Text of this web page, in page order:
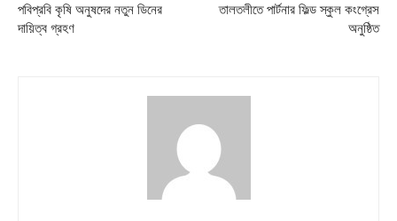
পবিপ্রবি কৃষি অনুষদের নতুন ডিনের
দায়িত্ব গ্রহণ
তালতলীতে পার্টনার ফিল্ড স্কুল কংগ্রেস
অনুষ্ঠিত